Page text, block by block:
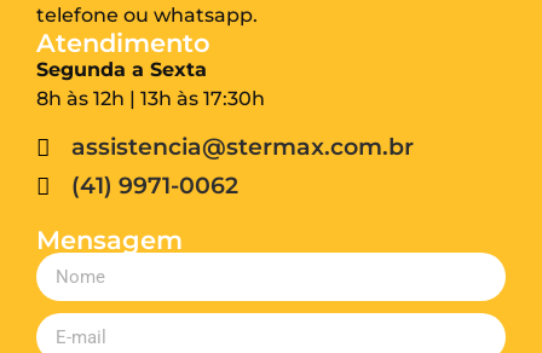
telefone ou whatsapp.
Atendimento
Segunda a Sexta
8h às 12h | 13h às 17:30h
assistencia@stermax.com.br
(41) 9971-0062
Mensagem